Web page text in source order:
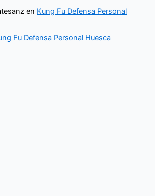
en Kung Fu Defensa Personal
Fu Defensa Personal Huesca